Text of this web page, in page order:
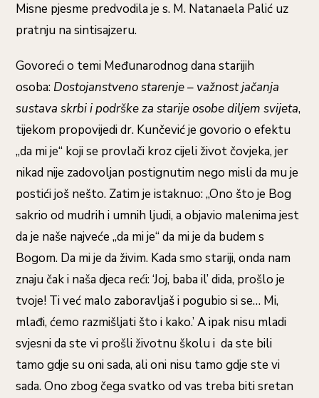
Misne pjesme predvodila je s. M. Natanaela Palić uz
pratnju na sintisajzeru.
Govoreći o temi Međunarodnog dana starijih
osoba:Dostojanstveno starenje – važnost jačanja
sustava skrbi i podrške za starije osobe diljem svijeta,
tijekom propovijedi dr. Kunčević je govorio o efektu
„da mi je“ koji se provlači kroz cijeli život čovjeka, jer
nikad nije zadovoljan postignutim nego misli da mu je
postići još nešto. Zatim je istaknuo: „Ono što je Bog
sakrio od mudrih i umnih ljudi, a objavio malenima jest
da je naše najveće „da mi je“ da mi je da budem s
Bogom. Da mi je da živim. Kada smo stariji, onda nam
znaju čak i naša djeca reći: ‘Joj, baba il’ dida, prošlo je
tvoje! Ti već malo zaboravljaš i pogubio si se… Mi,
mlađi, ćemo razmišljati što i kako.’ A ipak nisu mladi
svjesni da ste vi prošli životnu školu i da ste bili
tamo gdje su oni sada, ali oni nisu tamo gdje ste vi
sada. Ono zbog čega svatko od vas treba biti sretan